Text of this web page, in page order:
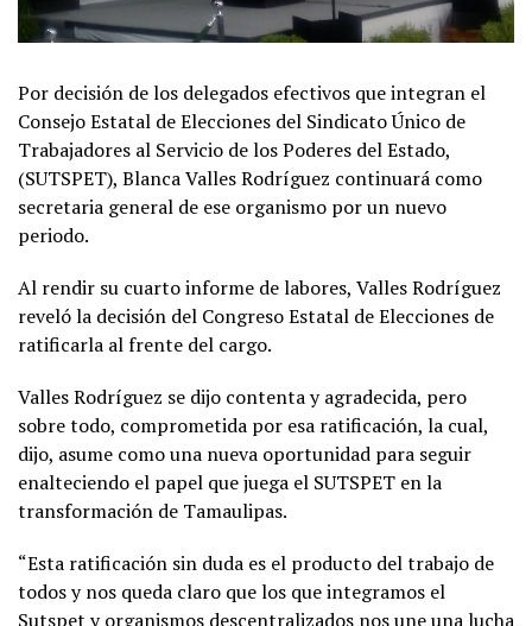
Por decisión de los delegados efectivos que integran el
Consejo Estatal de Elecciones del Sindicato Único de
Trabajadores al Servicio de los Poderes del Estado,
(SUTSPET), Blanca Valles Rodríguez continuará como
secretaria general de ese organismo por un nuevo
periodo.
Al rendir su cuarto informe de labores, Valles Rodríguez
reveló la decisión del Congreso Estatal de Elecciones de
ratificarla al frente del cargo.
Valles Rodríguez se dijo contenta y agradecida, pero
sobre todo, comprometida por esa ratificación, la cual,
dijo, asume como una nueva oportunidad para seguir
enalteciendo el papel que juega el SUTSPET en la
transformación de Tamaulipas.
“Esta ratificación sin duda es el producto del trabajo de
todos y nos queda claro que los que integramos el
Sutspet y organismos descentralizados nos une una lucha